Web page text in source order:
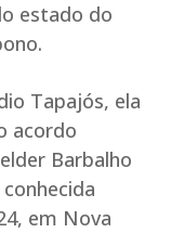
estado do
Tapajós, ela
acordo
Barbalho
em Nova